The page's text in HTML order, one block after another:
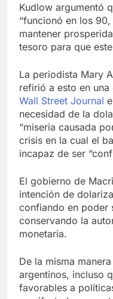
Kudlow argumentó
“funcionó en los
mantener
tesoro para que
La periodista Mary
refirió a esto en
Wall Street Journal
necesidad de la
“miseria causada
crisis en la cual el
incapaz de ser
El gobierno de
intención de
confiando en poder
conservando la
monetaria.
De la misma
argentinos, incluso
favorables a